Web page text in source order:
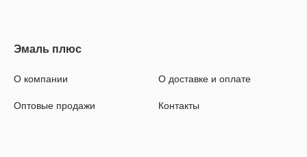
О компании
Оптовые продажи
О доставке и оплате
Контакты